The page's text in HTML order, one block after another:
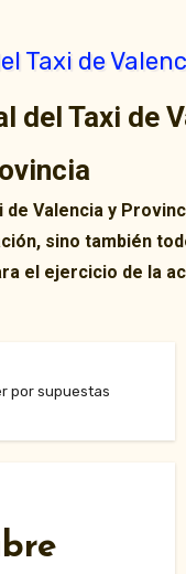
del Taxi de
de Valencia y
sino también
el ejercicio de la
por supuestas